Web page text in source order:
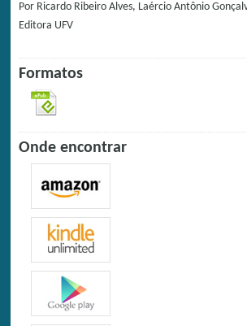
Por Ricardo Ribeiro Alves, Laércio Antônio
Editora UFV
Formatos
Onde encontrar